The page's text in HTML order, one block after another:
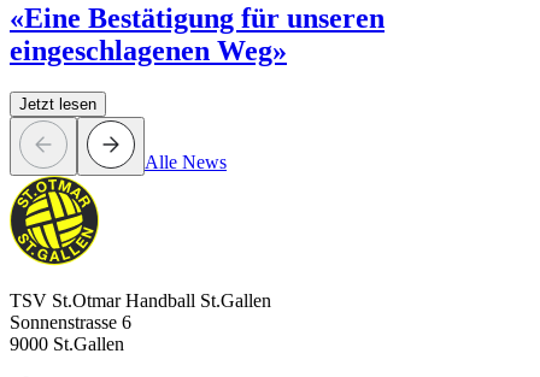
«Eine Bestätigung für unseren
eingeschlagenen Weg»
Jetzt lesen
Alle News
TSV St.Otmar Handball St.Gallen
Sonnenstrasse 6
9000 St.Gallen